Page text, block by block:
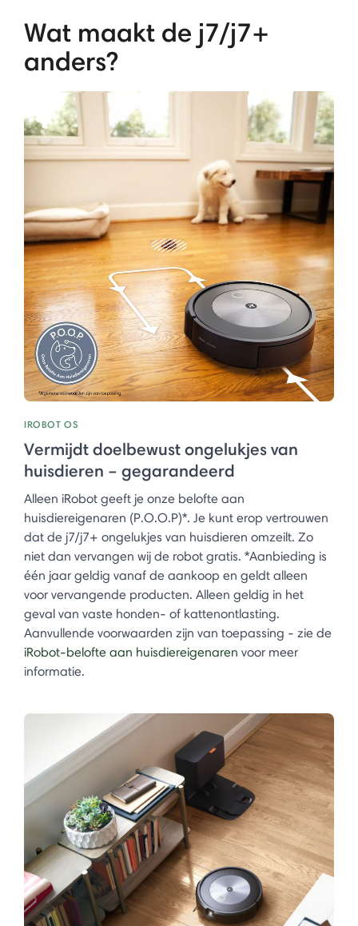
Wat maakt de j7/j7+
anders?
IROBOT OS
Vermijdt doelbewust ongelukjes van
huisdieren – gegarandeerd
Alleen iRobot geeft je onze belofte aan
huisdiereigenaren (P.O.O.P)*. Je kunt erop vertrouwen
dat de j7/j7+ ongelukjes van huisdieren omzeilt. Zo
niet dan vervangen wij de robot gratis. *Aanbieding is
één jaar geldig vanaf de aankoop en geldt alleen
voor vervangende producten. Alleen geldig in het
geval van vaste honden- of kattenontlasting.
Aanvullende voorwaarden zijn van toepassing - zie de
iRobot-belofte aan huisdiereigenaren voor meer
informatie.